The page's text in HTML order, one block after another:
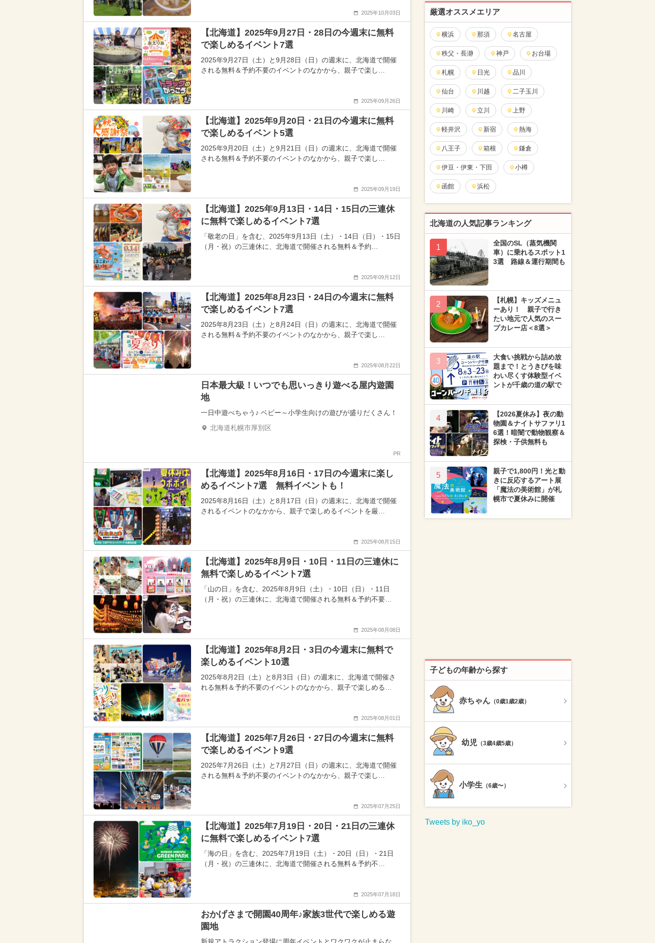
2025年10月03日
【北海道】2025年9月27日・28日の今週末に無料
で楽しめるイベント7選
2025年9月27日（土）と9月28日（日）の週末に、北海道で開催
される無料＆予約不要のイベントのなかから、親子で楽し…
2025年09月26日
【北海道】2025年9月20日・21日の今週末に無料
で楽しめるイベント5選
2025年9月20日（土）と9月21日（日）の週末に、北海道で開催
される無料＆予約不要のイベントのなかから、親子で楽し…
2025年09月19日
【北海道】2025年9月13日・14日・15日の三連休
に無料で楽しめるイベント7選
「敬老の日」を含む、2025年9月13日（土）・14日（日）・15日
（月・祝）の三連休に、北海道で開催される無料＆予約…
2025年09月12日
【北海道】2025年8月23日・24日の今週末に無料
で楽しめるイベント7選
2025年8月23日（土）と8月24日（日）の週末に、北海道で開催
される無料＆予約不要のイベントのなかから、親子で楽し…
2025年08月22日
日本最大級！いつでも思いっきり遊べる屋内遊園
地
一日中遊べちゃう♪ ベビー～小学生向けの遊びが盛りだくさん！
北海道札幌市厚別区
PR
【北海道】2025年8月16日・17日の今週末に楽し
めるイベント7選 無料イベントも！
2025年8月16日（土）と8月17日（日）の週末に、北海道で開催
されるイベントのなかから、親子で楽しめるイベントを厳…
2025年08月15日
【北海道】2025年8月9日・10日・11日の三連休に
無料で楽しめるイベント7選
「山の日」を含む、2025年8月9日（土）・10日（日）・11日
（月・祝）の三連休に、北海道で開催される無料＆予約不要…
2025年08月08日
【北海道】2025年8月2日・3日の今週末に無料で
楽しめるイベント10選
2025年8月2日（土）と8月3日（日）の週末に、北海道で開催さ
れる無料＆予約不要のイベントのなかから、親子で楽しめる…
2025年08月01日
【北海道】2025年7月26日・27日の今週末に無料
で楽しめるイベント9選
2025年7月26日（土）と7月27日（日）の週末に、北海道で開催
される無料＆予約不要のイベントのなかから、親子で楽し…
2025年07月25日
【北海道】2025年7月19日・20日・21日の三連休
に無料で楽しめるイベント7選
「海の日」を含む、2025年7月19日（土）・20日（日）・21日
（月・祝）の三連休に、北海道で開催される無料＆予約不…
2025年07月18日
おかげさまで開園40周年♪家族3世代で楽しめる遊
園地
厳選オススメエリア
横浜 那須 名古屋
秩父・長瀞 神戸 お台場
札幌 日光 品川
仙台 川越 二子玉川
川崎 立川 上野
軽井沢 新宿 熱海
八王子 箱根 鎌倉
伊豆・伊東・下田 小樽
函館 浜松
北海道の人気記事ランキング
1
全国のSL（蒸気機関
車）に乗れるスポット1
3選 路線＆運行期間も
2
【札幌】キッズメニュ
ーあり！ 親子で行き
たい地元で人気のスー
プカレー店＜8選＞
3
大食い挑戦から詰め放
題まで！とうきびを味
わい尽くす体験型イベ
ントが千歳の道の駅で
4
【2026夏休み】夜の動
物園＆ナイトサファリ1
6選！暗闇で動物観察＆
探検・子供無料も
5
親子で1,800円！光と動
きに反応するアート展
「魔法の美術館」が札
幌市で夏休みに開催
子どもの年齢から探す
赤ちゃん （0歳1歳2歳）
幼児 （3歳4歳5歳）
小学生 （6歳〜）
Tweets by iko_yo